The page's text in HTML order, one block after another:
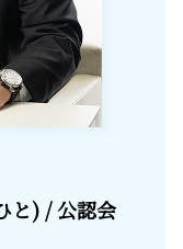
と) / 公認会